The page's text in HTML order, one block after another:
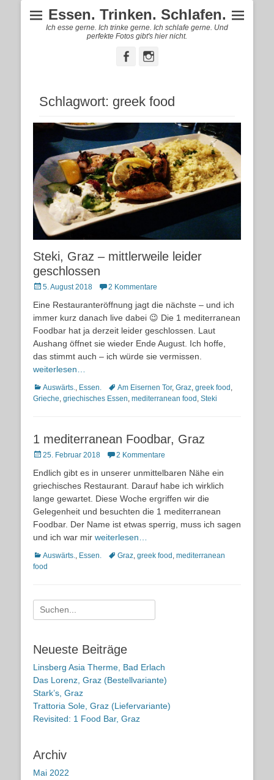
Essen. Trinken. Schlafen.
Ich esse gerne. Ich trinke gerne. Ich schlafe gerne. Und
perfekte Fotos gibt's hier nicht.
FacebookInstagram
Schlagwort: greek food
Steki, Graz – mittlerweile leider
geschlossen
Posted
5. August 2018 2 Kommentare
Eine Restauranteröffnung jagt die nächste – und ich
immer kurz danach live dabei 😉 Die 1 mediterranean
Foodbar hat ja derzeit leider geschlossen. Laut
Aushang öffnet sie wieder Ende August. Ich hoffe,
das stimmt auch – ich würde sie vermissen.
weiterlesen…
Kategorien
Auswärts., Essen. Schlagworte
Am Eisernen Tor, Graz, greek food ,
Grieche, griechisches Essen, mediterranean food , Steki
1 mediterranean Foodbar, Graz
Posted25. Februar 2018 2 Kommentare
Endlich gibt es in unserer unmittelbaren Nähe ein
griechisches Restaurant. Darauf habe ich wirklich
lange gewartet. Diese Woche ergriffen wir die
Gelegenheit und besuchten die 1 mediterranean
Foodbar. Der Name ist etwas sperrig, muss ich sagen
und ich war mir weiterlesen…
Kategorien
Auswärts., Essen. Schlagworte
Graz, greek food , mediterranean
food
Suche
nach:
Neueste Beiträge
Linsberg Asia Therme, Bad Erlach
Das Lorenz, Graz (Bestellvariante)
Stark’s, Graz
Trattoria Sole, Graz (Liefervariante)
Revisited: 1 Food Bar, Graz
Archiv
Mai 2022